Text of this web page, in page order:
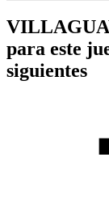
para este
siguientes